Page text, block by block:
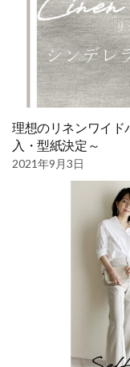
理想のリネンワイド
入・型紙決定～
2021年9月3日